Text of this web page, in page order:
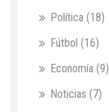
Política (18)
Fútbol (16)
Economía (9)
Noticias (7)